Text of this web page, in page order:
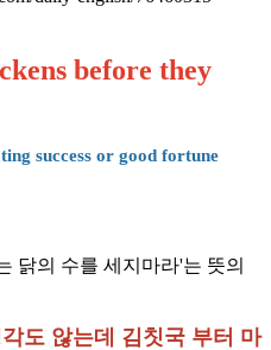
before they
success or good fortune
닭의 수를 세지마라'는 뜻의
도 않는데 김칫국 부터 마